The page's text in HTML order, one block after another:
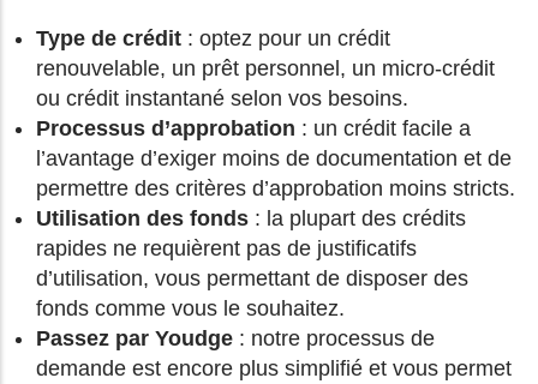
Type de crédit : optez pour un crédit
renouvelable, un prêt personnel, un micro-crédit
ou crédit instantané selon vos besoins.
Processus d’approbation : un crédit facile a
l’avantage d’exiger moins de documentation et de
permettre des critères d’approbation moins stricts.
Utilisation des fonds : la plupart des crédits
rapides ne requièrent pas de justificatifs
d’utilisation, vous permettant de disposer des
fonds comme vous le souhaitez.
Passez par Youdge : notre processus de
demande est encore plus simplifié et vous permet